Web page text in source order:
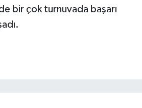
bir çok turnuvada başarı